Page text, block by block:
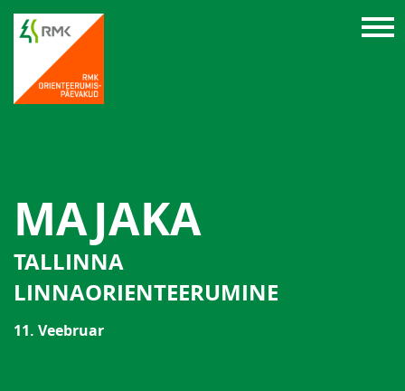
MAJAKA
TALLINNA
LINNAORIENTEERUMINE
11. Veebruar